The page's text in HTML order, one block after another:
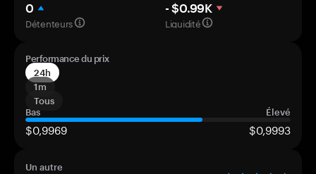
0
Détenteurs
- $0.99K
Liquidité
Performance du prix
24h
1m
Tous
Bas
Élevé
$0,9969 $0,9993
Un autre